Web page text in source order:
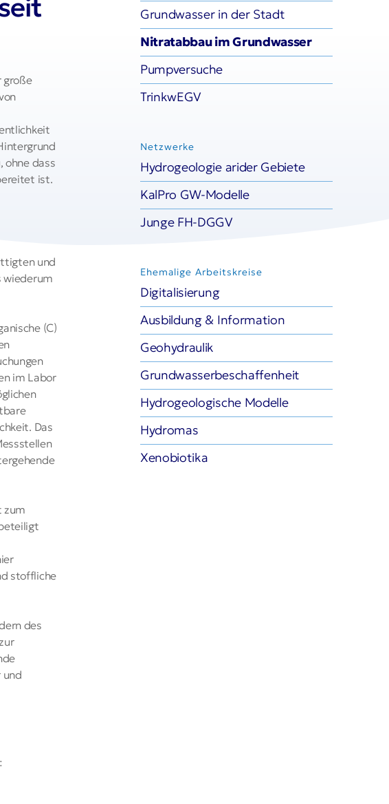
Hydrogeologie arider Gebiete
KalPro GW-Modelle
Junge FH-DGGV
EHEMALIGE ARBEITSKREISE
Ausbildung & Information
Geohydraulik
Grundwasserbeschaffenheit
Hydrogeologische Modelle
große
ohne dass
ist.
und
wiederum
(C)
im Labor
Das
zum
stoffliche
des
und
Grundwasser in der Stadt
Nitratabbau im Grundwasser
Pumpversuche
TrinkwEGV
Netzwerke
Hydrogeologie arider Gebiete
KalPro GW-Modelle
Junge FH-DGGV
Ehemalige Arbeitskreise
Digitalisierung
Ausbildung & Information
Geohydraulik
Grundwasserbeschaffenheit
Hydrogeologische Modelle
Hydromas
Xenobiotika